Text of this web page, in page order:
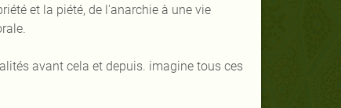
et la piété, de l'anarchie à une vie
avant cela et depuis. imagine tous ces